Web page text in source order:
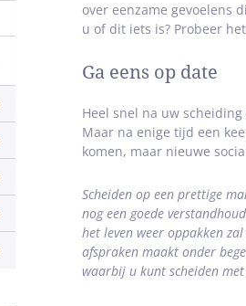
over eenzame gevoelens
u of dit iets is? Probeer
Ga eens op date
Heel snel na uw
Maar na enige tijd een
komen, maar nieuwe
Scheiden op een prettige
nog een goede
het leven weer oppakken
afspraken maakt onder
waarbij u kunt scheiden